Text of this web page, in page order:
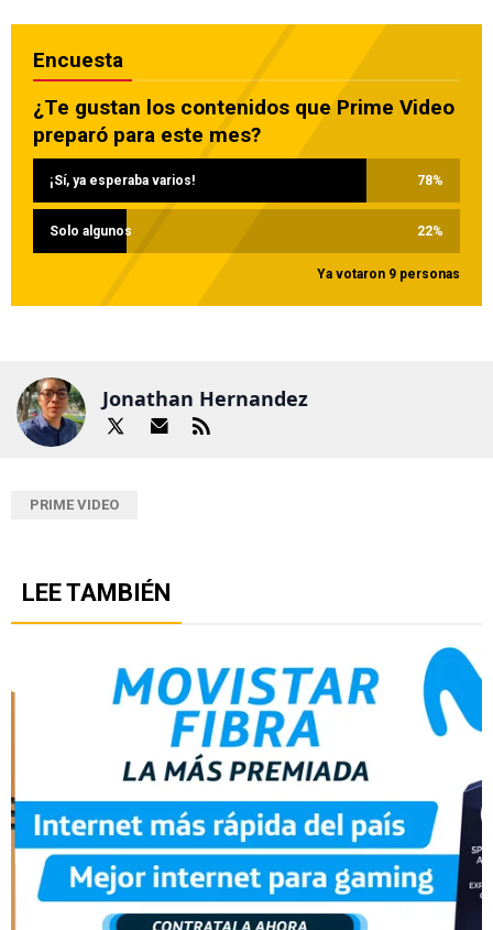
Encuesta
¿Te gustan los contenidos que Prime Video
preparó para este mes?
¡Sí, ya esperaba varios! 78%
Solo algunos 22%
Ya votaron 9 personas
Jonathan Hernandez
PRIME VIDEO
LEE TAMBIÉN